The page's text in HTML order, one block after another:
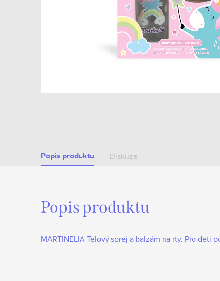
Popis produktu Diskuze
Popis produktu
MARTINELIA Tělový sprej a balzám na rty. Pro děti